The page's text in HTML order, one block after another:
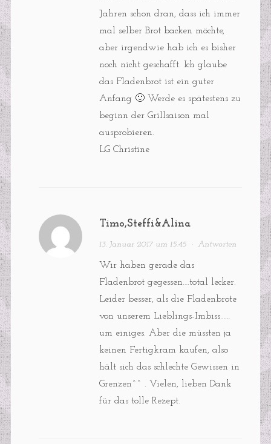
Jahren schon dran, dass ich immer
mal selber Brot backen möchte,
aber irgendwie hab ich es bisher
noch nicht geschafft. Ich glaube
das Fladenbrot ist ein guter
Anfang 🙂 Werde es spätestens zu
beginn der Grillsaison mal
ausprobieren.
LG Christine
Timo,Steffi&Alina
13. Januar 2017 um 15:45 · Antworten
Wir haben gerade das
Fladenbrot gegessen….total lecker.
Leider besser, als die Fladenbrote
von unserem Lieblings-Imbiss……
um einiges. Aber die müssten ja
keinen Fertigkram kaufen, also
hält sich das schlechte Gewissen in
Grenzen^^ . Vielen, lieben Dank
für das tolle Rezept.